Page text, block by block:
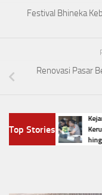
Festival Bhineka
Renovasi Pasar
Top Stories
Kejari
hingga